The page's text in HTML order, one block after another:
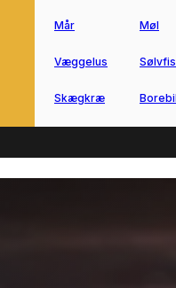
Mår Møl
Væggelus
Skægkræ